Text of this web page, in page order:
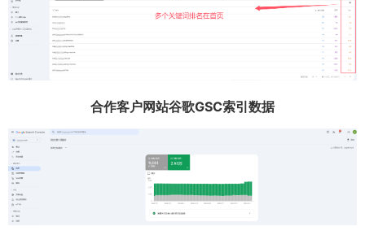
合作客户网站谷歌GSC索引数据